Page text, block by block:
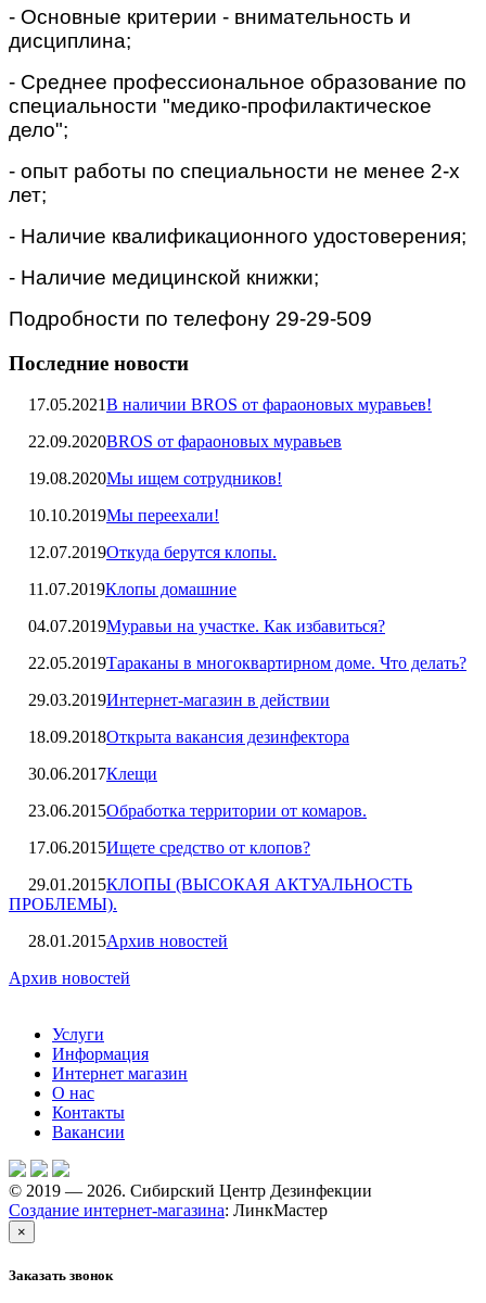
- Основные критерии - внимательность и
дисциплина;
- Среднее профессиональное образование по
специальности "медико-профилактическое
дело";
- опыт работы по специальности не менее 2-х
лет;
- Наличие квалификационного удостоверения;
- Наличие медицинской книжки;
Подробности по телефону 29-29-509
Последние новости
17.05.2021В наличии BROS от фараоновых муравьев!
22.09.2020BROS от фараоновых муравьев
19.08.2020Мы ищем сотрудников!
10.10.2019Мы переехали!
12.07.2019Откуда берутся клопы.
11.07.2019Клопы домашние
04.07.2019Муравьи на участке. Как избавиться?
22.05.2019Тараканы в многоквартирном доме. Что делать?
29.03.2019Интернет-магазин в действии
18.09.2018Открыта вакансия дезинфектора
30.06.2017Клещи
23.06.2015Обработка территории от комаров.
17.06.2015Ищете средство от клопов?
29.01.2015КЛОПЫ (ВЫСОКАЯ АКТУАЛЬНОСТЬ
ПРОБЛЕМЫ).
28.01.2015Архив новостей
Архив новостей
Услуги
Информация
Интернет магазин
О нас
Контакты
Вакансии
© 2019 — 2026. Сибирский Центр Дезинфекции
Создание интернет-магазина: ЛинкМастер
×
Заказать звонок